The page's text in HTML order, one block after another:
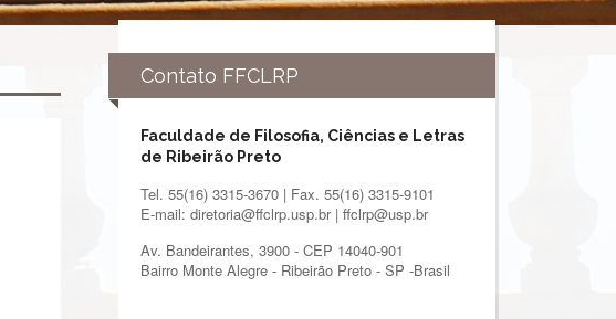
Contato FFCLRP
Faculdade de Filosofia, Ciências e Letras
de Ribeirão Preto
Tel. 55(16) 3315-3670 | Fax. 55(16) 3315-9101
E-mail: diretoria@ffclrp.usp.br | ffclrp@usp.br
Av. Bandeirantes, 3900 - CEP 14040-901
Bairro Monte Alegre - Ribeirão Preto - SP -Brasil